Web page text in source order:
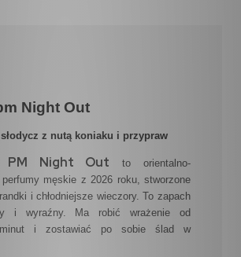
Night Out
z nutą koniaku i przypraw
Night Out to orientalno-
perfumy męskie z 2026 roku, stworzone
i chłodniejsze wieczory. To zapach
i wyraźny. Ma robić wrażenie od
minut i zostawiać po sobie ślad w